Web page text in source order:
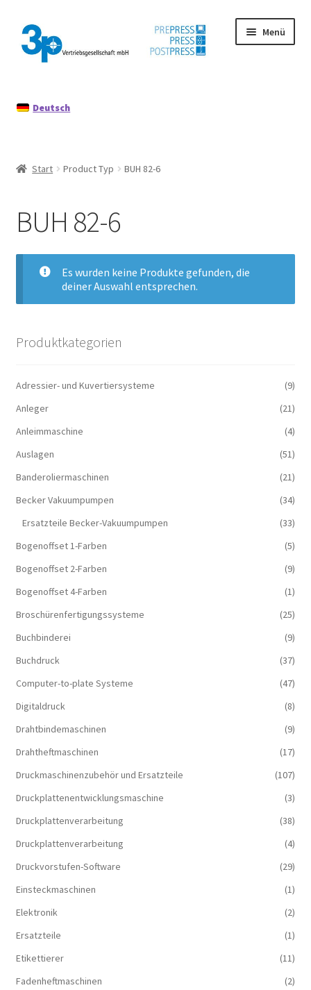
Zur
Navigation
springen
Zum
Inhalt
springen
Menü
Datenschutz
Mein Konto
Deutsch
Start Product Typ BUH 82-6
BUH 82-6
Es wurden keine Produkte gefunden, die
deiner Auswahl entsprechen.
Produktkategorien
Adressier- und Kuvertiersysteme
(9)
Anleger
(21)
Anleimmaschine
(4)
Auslagen
(51)
Banderoliermaschinen
(21)
Becker Vakuumpumpen
(34)
Ersatzteile Becker-Vakuumpumpen
(33)
Bogenoffset 1-Farben
(5)
Bogenoffset 2-Farben
(9)
Bogenoffset 4-Farben
(1)
Broschürenfertigungssysteme
(25)
Buchbinderei
(9)
Buchdruck
(37)
Computer-to-plate Systeme
(47)
Digitaldruck
(8)
Drahtbindemaschinen
(9)
Drahtheftmaschinen
(17)
Druckmaschinenzubehör und Ersatzteile
(107)
Druckplattenentwicklungsmaschine
(3)
Druckplattenverarbeitung
(38)
Druckplattenverarbeitung
(4)
Druckvorstufen-Software
(29)
Einsteckmaschinen
(1)
Elektronik
(2)
Ersatzteile
(1)
Etikettierer
(11)
Fadenheftmaschinen
(2)